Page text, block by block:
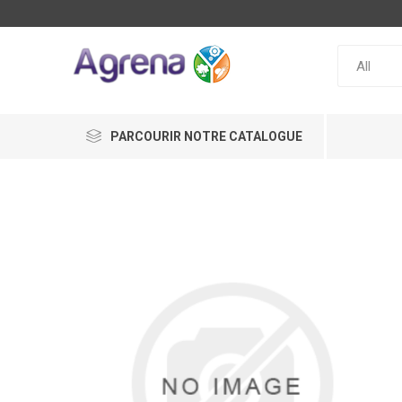
PARCOURIR NOTRE CATALOGUE